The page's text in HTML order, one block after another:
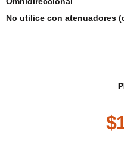
No utilice con atenuadores
$